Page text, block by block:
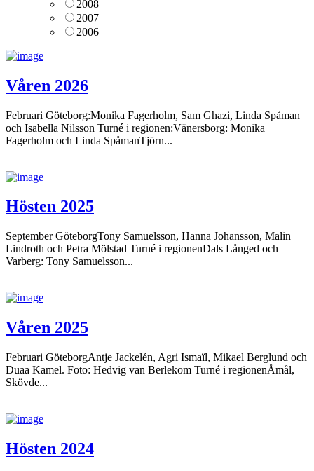
2008
2007
2006
Våren 2026
Februari Göteborg:Monika Fagerholm, Sam Ghazi, Linda Spåman
och Isabella Nilsson Turné i regionen:Vänersborg: Monika
Fagerholm och Linda SpåmanTjörn...
Hösten 2025
September GöteborgTony Samuelsson, Hanna Johansson, Malin
Lindroth och Petra Mölstad Turné i regionenDals Långed och
Varberg: Tony Samuelsson...
Våren 2025
Februari GöteborgAntje Jackelén, Agri Ismaïl, Mikael Berglund och
Duaa Kamel. Foto: Hedvig van Berlekom Turné i regionenÅmål,
Skövde...
Hösten 2024